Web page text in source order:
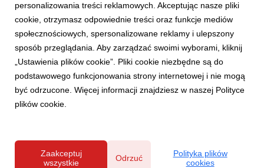
personalizowania treści reklamowych. Akceptując nasze pliki
cookie, otrzymasz odpowiednie treści oraz funkcje mediów
społecznościowych, spersonalizowane reklamy i ulepszony
sposób przeglądania. Aby zarządzać swoimi wyborami, kliknij
„Ustawienia plików cookie”. Pliki cookie niezbędne są do
podstawowego funkcjonowania strony internetowej i nie mogą
być odrzucone. Więcej informacji znajdziesz w naszej Polityce
plików cookie.
Zaakceptuj
wszystkie
Odrzuć
Polityka plików
cookies